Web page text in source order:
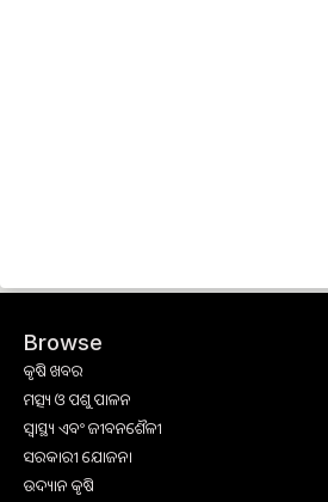
Browse
କୃଷି ଖବର
ମତ୍ସ୍ୟ ଓ ପଶୁ ପାଳନ
ସ୍ୱାସ୍ଥ୍ୟ ଏବଂ ଜୀବନଶୈଳୀ
ସରକାରୀ ଯୋଜନା
ଉଦ୍ୟାନ କୃଷି